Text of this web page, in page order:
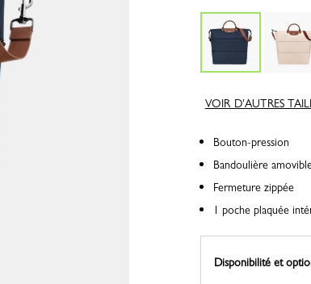
VOIR D'AUTRES
Bouton-pression
Bandoulière
Fermeture zippée
1 poche plaquée
Disponibilité et